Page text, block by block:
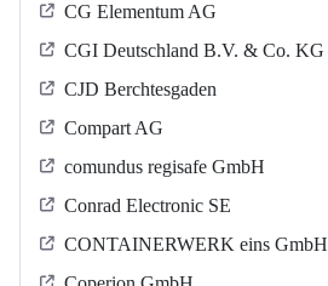
CG Elementum AG
CGI Deutschland B.V. & Co. KG
CJD Berchtesgaden
Compart AG
comundus regisafe GmbH
Conrad Electronic SE
CONTAINERWERK eins GmbH